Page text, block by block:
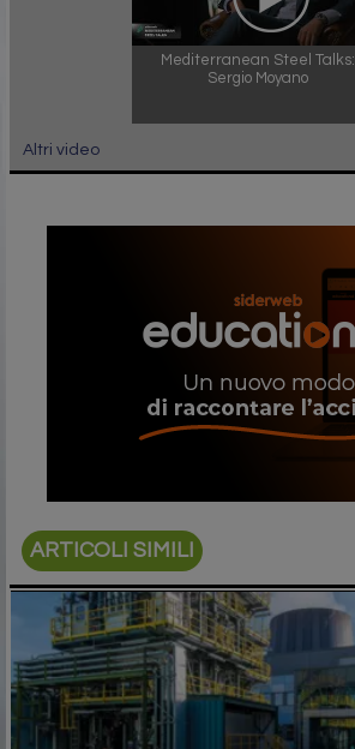
Mediterranean Steel Talks:
Sergio Moyano
Altri video
ARTICOLI SIMILI